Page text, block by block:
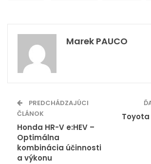
Marek PAUCO
PREDCHÁDZAJÚCI
ČLÁNOK
Honda HR-V e:HEV –
Optimálna
kombinácia účinnosti
a výkonu